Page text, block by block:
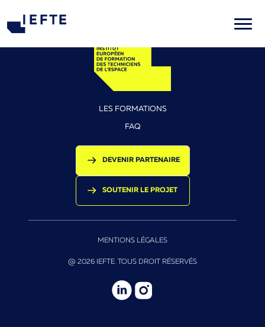
LES FORMATIONS
FAQ
DEVENIR PARTENAIRE
SOUTENIR LE PROJET
@ 2026 IEFTE. TOUS DROIT RÉSERVÉS
MENTIONS LÉGALES